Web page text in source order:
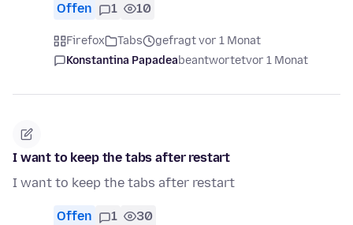
Offen 1 10
Firefox Tabs
gefragt vor 1 Monat
Konstantina Papadeabeantwortetvor 1 Monat
I want to keep the tabs after restart
I want to keep the tabs after restart
Offen 1 30